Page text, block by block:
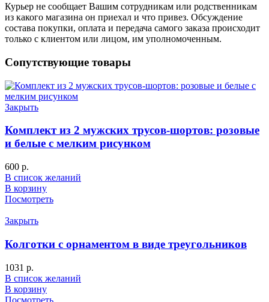
Курьер не сообщает Вашим сотрудникам или родственникам
из какого магазина он приехал и что привез. Обсуждение
состава покупки, оплата и передача самого заказа происходит
только с клиентом или лицом, им уполномоченным.
Сопутствующие товары
Закрыть
Комплект из 2 мужских трусов-шортов: розовые
и белые с мелким рисунком
600 р.
В список желаний
В корзину
Посмотреть
Закрыть
Колготки с орнаментом в виде треугольников
1031 р.
В список желаний
В корзину
Посмотреть